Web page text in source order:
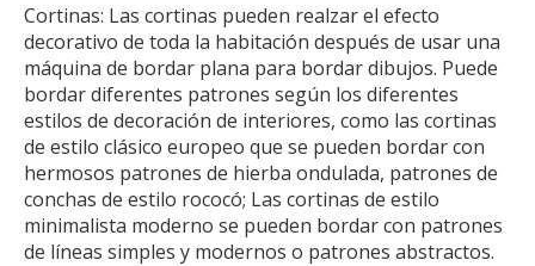
Cortinas: Las cortinas pueden realzar el efecto
decorativo de toda la habitación después de usar una
máquina de bordar plana para bordar dibujos. Puede
bordar diferentes patrones según los diferentes
estilos de decoración de interiores, como las cortinas
de estilo clásico europeo que se pueden bordar con
hermosos patrones de hierba ondulada, patrones de
conchas de estilo rococó; Las cortinas de estilo
minimalista moderno se pueden bordar con patrones
de líneas simples y modernos o patrones abstractos.